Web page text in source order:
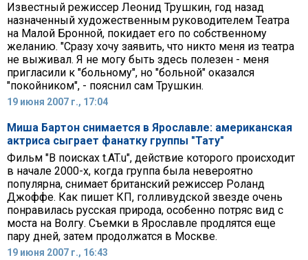
Известный режиссер Леонид Трушкин, год назад
назначенный художественным руководителем Театра
на Малой Бронной, покидает его по собственному
желанию. "Сразу хочу заявить, что никто меня из театра
не выживал. Я не могу быть здесь полезен - меня
пригласили к "больному", но "больной" оказался
"покойником", - пояснил сам Трушкин.
19 июня 2007 г., 17:04
Миша Бартон снимается в Ярославле: американская
актриса сыграет фанатку группы "Тату"
Фильм "В поисках t.AT.u", действие которого происходит
в начале 2000-х, когда группа была невероятно
популярна, снимает британский режиссер Роланд
Джоффе. Как пишет КП, голливудской звезде очень
понравилась русская природа, особенно потряс вид с
моста на Волгу. Съемки в Ярославле продлятся еще
пару дней, затем продолжатся в Москве.
19 июня 2007 г., 16:43